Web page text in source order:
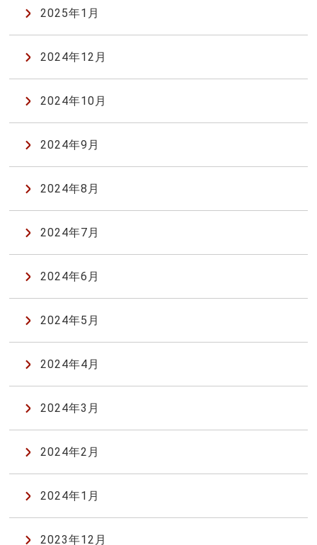
2025年1月
2024年12月
2024年10月
2024年9月
2024年8月
2024年7月
2024年6月
2024年5月
2024年4月
2024年3月
2024年2月
2024年1月
2023年12月